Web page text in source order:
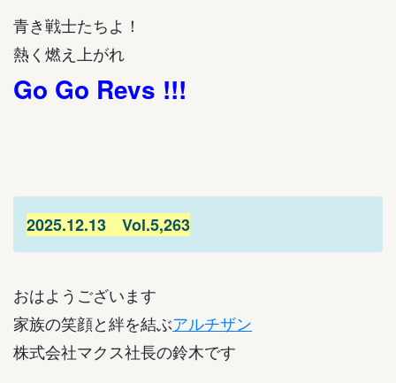
青き戦士たちよ！
熱く燃え上がれ
Go Go Revs !!!
2025.12.13 Vol.5,263
おはようございます
家族の笑顔と絆を結ぶアルチザン
株式会社マクス社長の鈴木です